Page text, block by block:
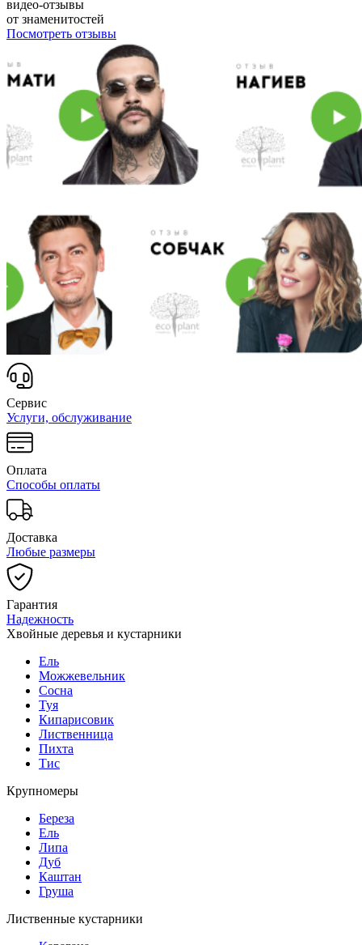
видео-отзывы
от знаменитостей
Посмотреть отзывы
Сервис
Услуги, обслуживание
Оплата
Способы оплаты
Доставка
Любые размеры
Гарантия
Надежность
Хвойные деревья и кустарники
Ель
Можжевельник
Сосна
Туя
Кипарисовик
Лиственница
Пихта
Тис
Крупномеры
Береза
Ель
Липа
Дуб
Каштан
Груша
Лиственные кустарники